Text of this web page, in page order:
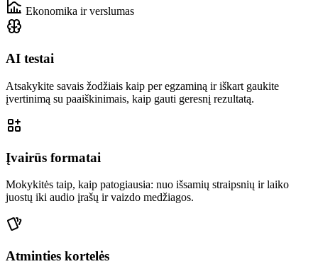
Ekonomika ir verslumas
AI testai
Atsakykite savais žodžiais kaip per egzaminą ir iškart gaukite
įvertinimą su paaiškinimais, kaip gauti geresnį rezultatą.
Įvairūs formatai
Mokykitės taip, kaip patogiausia: nuo išsamių straipsnių ir laiko
juostų iki audio įrašų ir vaizdo medžiagos.
Atminties kortelės